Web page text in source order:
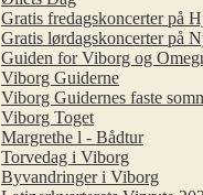
Gratis fredagskoncerter på
Gratis lørdagskoncerter på
Guiden for Viborg og
Viborg Guiderne
Viborg Guidernes faste
Viborg Toget
Margrethe l - Bådtur
Torvedag i Viborg
Byvandringer i Viborg